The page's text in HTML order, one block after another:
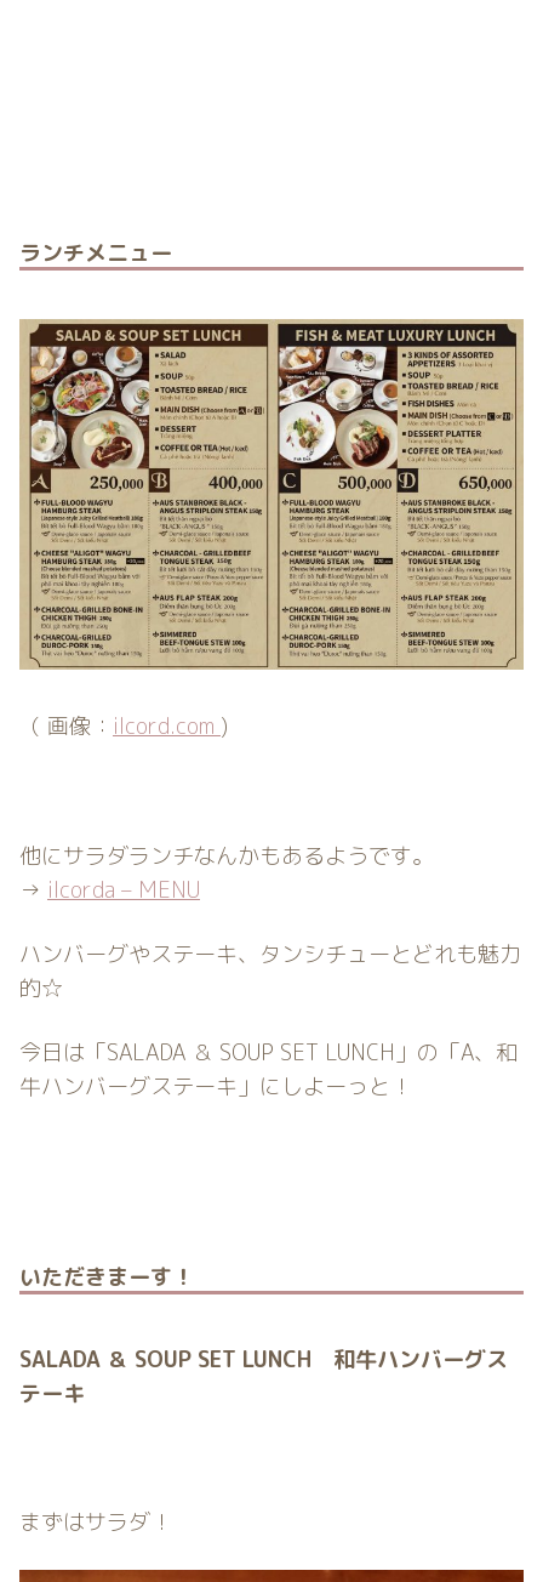
ランチメニュー
（ 画像： ilcord.com )
他にサラダランチなんかもあるようです。
→ ilcorda – MENU
ハンバーグやステーキ、タンシチューとどれも魅力
的☆
今日は「SALADA ＆ SOUP SET LUNCH」の「A、和
牛ハンバーグステーキ」にしよーっと！
いただきまーす！
SALADA ＆ SOUP SET LUNCH 和牛ハンバーグス
テーキ
まずはサラダ！